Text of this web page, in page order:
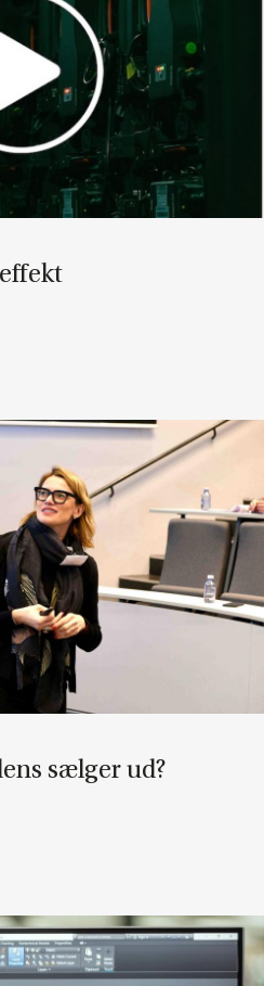
kli­ma­ef­fekt
sæl­ger ud?
frem­ti­dens sæl­ger ud?